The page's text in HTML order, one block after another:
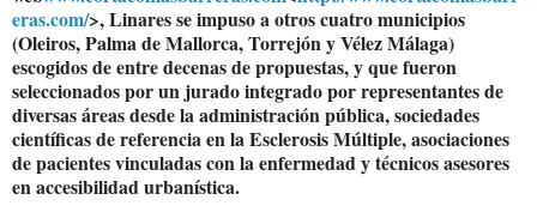
eras.com/>, Linares se impuso a otros cuatro municipios
(Oleiros, Palma de Mallorca, Torrejón y Vélez Málaga)
escogidos de entre decenas de propuestas, y que fueron
seleccionados por un jurado integrado por representantes de
diversas áreas desde la administración pública, sociedades
científicas de referencia en la Esclerosis Múltiple, asociaciones
de pacientes vinculadas con la enfermedad y técnicos asesores
en accesibilidad urbanística.